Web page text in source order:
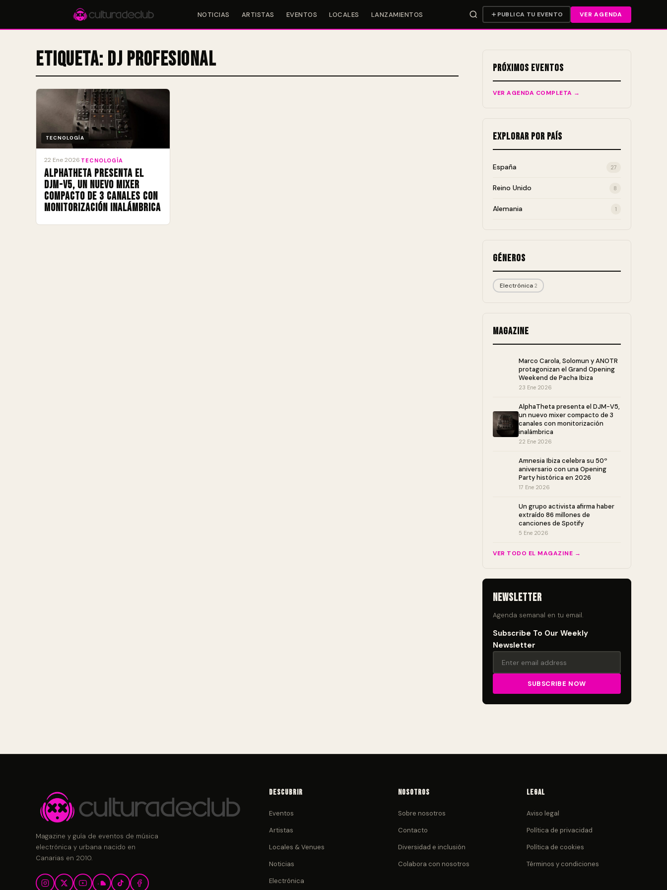
NOTICIAS ARTISTAS EVENTOS LOCALES LANZAMIENTOS PUBLICA TU EVENTO VER AGENDA
Accesos rápidos:
Etiqueta: DJ profesional
TECNOLOGÍA
22 Ene 2026 TECNOLOGÍA
AlphaTheta presenta el
DJM-V5, un nuevo mixer
compacto de 3 canales con
monitorización inalámbrica
Próximos Eventos
VER AGENDA COMPLETA →
Explorar por País
España 27
Reino Unido 8
Alemania 1
Géneros
Electrónica 2
Magazine
Marco Carola, Solomun y ANOTR
protagonizan el Grand Opening
Weekend de Pacha Ibiza
23 Ene 2026
AlphaTheta presenta el DJM-V5,
un nuevo mixer compacto de 3
canales con monitorización
inalámbrica
22 Ene 2026
Amnesia Ibiza celebra su 50º
aniversario con una Opening
Party histórica en 2026
17 Ene 2026
Un grupo activista afirma haber
extraído 86 millones de
canciones de Spotify
5 Ene 2026
VER TODO EL MAGAZINE →
Newsletter
Agenda semanal en tu email.
Subscribe To Our Weekly
Newsletter
Magazine y guía de eventos de música
electrónica y urbana nacido en
Canarias en 2010.
Descubrir
Eventos
Artistas
Locales & Venues
Noticias
Electrónica
Nosotros
Sobre nosotros
Contacto
Diversidad e inclusión
Colabora con nosotros
Legal
Aviso legal
Política de privacidad
Política de cookies
Términos y condiciones